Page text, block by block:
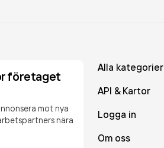
företaget
mot nya
nära
Alla kategorier
API & Kartor
Logga in
Om oss